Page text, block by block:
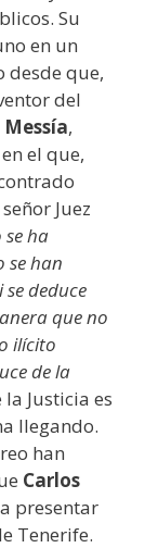
Su
en un
desde que,
del
,
el que,
Juez
se ha
se han
deduce
que no
ilícito
de la
Justicia es
llegando.
han
Carlos
presentar
Tenerife.